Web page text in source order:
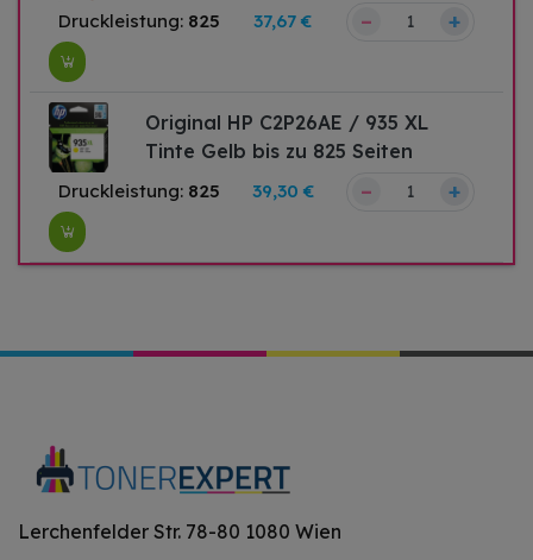
Druckleistung: 825 37,67 € – +
Original HP C2P26AE / 935 XL
Tinte Gelb bis zu 825 Seiten
Druckleistung: 825 39,30 € – +
Lerchenfelder Str. 78-80 1080 Wien